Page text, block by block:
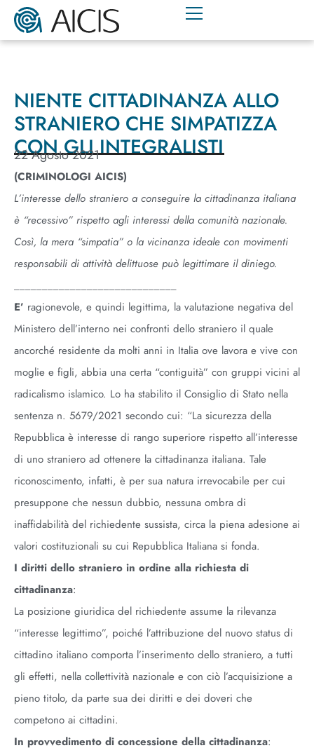
NIENTE CITTADINANZA ALLO
STRANIERO CHE SIMPATIZZA
CON GLI INTEGRALISTI
22 Agosto 2021
(CRIMINOLOGI AICIS)
L’interesse dello straniero a conseguire la cittadinanza italiana
è “recessivo” rispetto agli interessi della comunità nazionale.
Così, la mera “simpatia” o la vicinanza ideale con movimenti
responsabili di attività delittuose può legittimare il diniego.
E’ ragionevole, e quindi legittima, la valutazione negativa del
Ministero dell’interno nei confronti dello straniero il quale
ancorché residente da molti anni in Italia ove lavora e vive con
moglie e figli, abbia una certa “contiguità” con gruppi vicini al
radicalismo islamico. Lo ha stabilito il Consiglio di Stato nella
sentenza n. 5679/2021 secondo cui: “La sicurezza della
Repubblica è interesse di rango superiore rispetto all’interesse
di uno straniero ad ottenere la cittadinanza italiana. Tale
riconoscimento, infatti, è per sua natura irrevocabile per cui
presuppone che nessun dubbio, nessuna ombra di
inaffidabilità del richiedente sussista, circa la piena adesione ai
valori costituzionali su cui Repubblica Italiana si fonda.
I diritti dello straniero in ordine alla richiesta di
cittadinanza:
La posizione giuridica del richiedente assume la rilevanza
“interesse legittimo”, poiché l’attribuzione del nuovo status di
cittadino italiano comporta l’inserimento dello straniero, a tutti
gli effetti, nella collettività nazionale e con ciò l’acquisizione a
pieno titolo, da parte sua dei diritti e dei doveri che
competono ai cittadini.
In provvedimento di concessione della cittadinanza: